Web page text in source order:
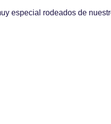
especial rodeados de